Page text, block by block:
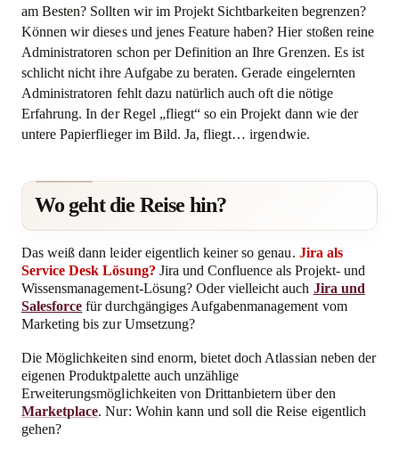
am Besten? Sollten wir im Projekt Sichtbarkeiten begrenzen?
Können wir dieses und jenes Feature haben? Hier stoßen reine
Administratoren schon per Definition an Ihre Grenzen. Es ist
schlicht nicht ihre Aufgabe zu beraten. Gerade eingelernten
Administratoren fehlt dazu natürlich auch oft die nötige
Erfahrung. In der Regel „fliegt“ so ein Projekt dann wie der
untere Papierflieger im Bild. Ja, fliegt… irgendwie.
Wo geht die Reise hin?
Das weiß dann leider eigentlich keiner so genau. Jira als
Service Desk Lösung? Jira und Confluence als Projekt- und
Wissensmanagement-Lösung? Oder vielleicht auch Jira und
Salesforce für durchgängiges Aufgabenmanagement vom
Marketing bis zur Umsetzung?
Die Möglichkeiten sind enorm, bietet doch Atlassian neben der
eigenen Produktpalette auch unzählige
Erweiterungsmöglichkeiten von Drittanbietern über den
Marketplace. Nur: Wohin kann und soll die Reise eigentlich
gehen?